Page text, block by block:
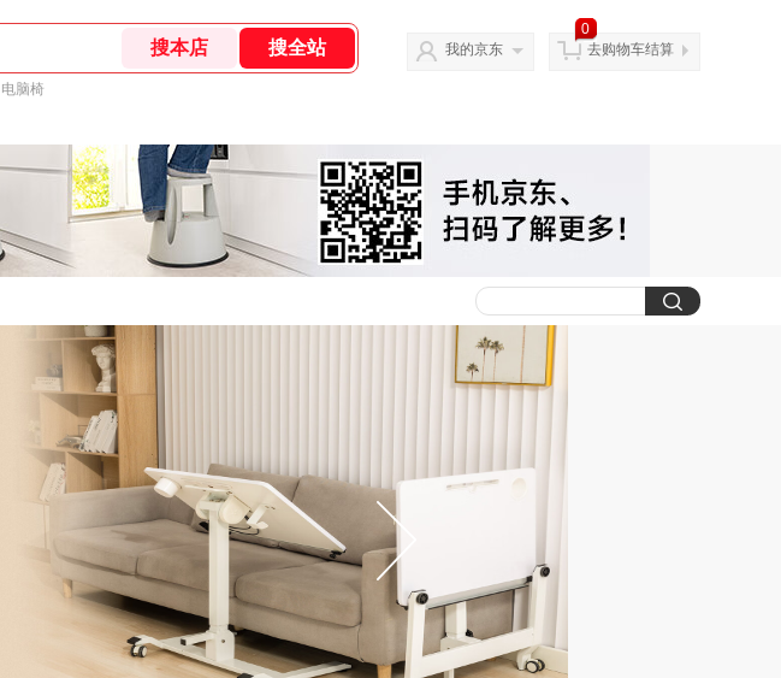
电脑椅
我的京东
0
去购物车结算